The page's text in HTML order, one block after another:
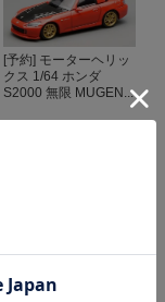
[予約] モーターヘリッ
クス 1/64 ホンダ
S2000 無限 MUGEN...
[予約] ホビージャパン
1/43 ホンダ インサイ
ト クリスタルブラッ...